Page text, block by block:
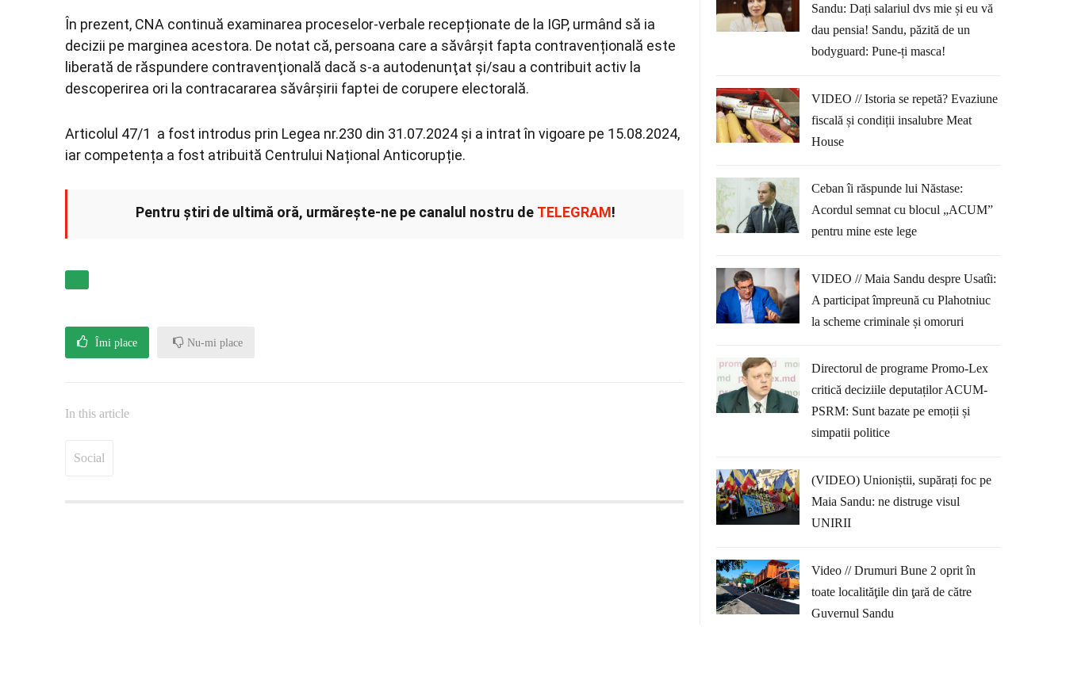
În prezent, CNA continuă examinarea proceselor-verbale recepționate de la IGP, urmând să ia
decizii pe marginea acestora. De notat că, persoana care a săvârşit fapta contravențională este
liberată de răspundere contravenţională dacă s-a autodenunţat şi/sau a contribuit activ la
descoperirea ori la contracararea săvârşirii faptei de corupere electorală.
Articolul 47/1 a fost introdus prin Legea nr.230 din 31.07.2024 și a intrat în vigoare pe 15.08.2024,
iar competența a fost atribuită Centrului Național Anticorupție.
Pentru știri de ultimă oră, urmărește-ne pe canalul nostru de TELEGRAM!
Îmi place Nu-mi place
In this article
Social
Sandu: Dați salariul dvs mie și eu vă
dau pensia! Sandu, păzită de un
bodyguard: Pune-ți masca!
VIDEO // Istoria se repetă? Evaziune
fiscală și condiții insalubre Meat
House
Ceban îi răspunde lui Năstase:
Acordul semnat cu blocul „ACUM”
pentru mine este lege
VIDEO // Maia Sandu despre Usatîi:
A participat împreună cu Plahotniuc
la scheme criminale și omoruri
Directorul de programe Promo-Lex
critică deciziile deputaților ACUM-
PSRM: Sunt bazate pe emoții și
simpatii politice
(VIDEO) Unioniștii, supărați foc pe
Maia Sandu: ne distruge visul
UNIRII
Video // Drumuri Bune 2 oprit în
toate localităţile din ţară de către
Guvernul Sandu